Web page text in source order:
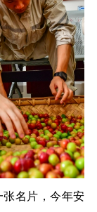
名片，今年安